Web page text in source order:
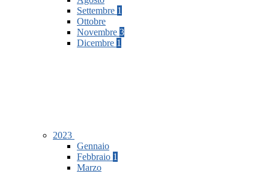
Settembre 1
Ottobre
Novembre 3
Dicembre 1
2023
Gennaio
Febbraio 1
Marzo